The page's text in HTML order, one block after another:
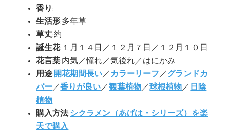
香り :
生活形:多年草
草丈:約
誕生花:１月１４日／１２月７日／１２月１０日
花言葉:内気／憧れ／気後れ／はにかみ
用途:開花期間長い ／ カラーリーフ ／グランドカ
バー ／香りが良い ／観葉植物 ／球根植物 ／ 日陰
植物
購入方法:シクラメン（あげは・シリーズ）を楽
天で購入